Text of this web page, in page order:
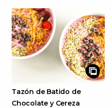
Tazón de Batido de
Chocolate y Cereza